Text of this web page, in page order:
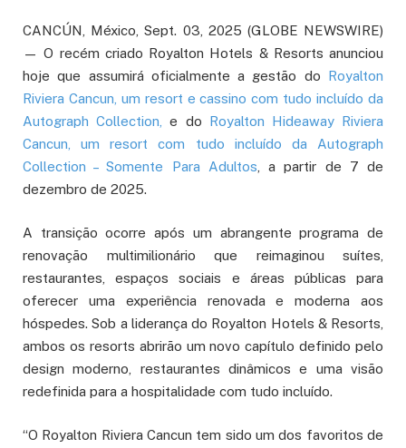
CANCÚN, México, Sept. 03, 2025 (GLOBE NEWSWIRE)
— O recém criado Royalton Hotels & Resorts anunciou
hoje que assumirá oficialmente a gestão do Royalton
Riviera Cancun, um resort e cassino com tudo incluído da
Autograph Collection,
e do Royalton Hideaway Riviera
Cancun, um resort com tudo incluído da Autograph
Collection – Somente Para Adultos , a partir de 7 de
dezembro de 2025.
A transição ocorre após um abrangente programa de
renovação multimilionário que reimaginou suítes,
restaurantes, espaços sociais e áreas públicas para
oferecer uma experiência renovada e moderna aos
hóspedes. Sob a liderança do Royalton Hotels & Resorts,
ambos os resorts abrirão um novo capítulo definido pelo
design moderno, restaurantes dinâmicos e uma visão
redefinida para a hospitalidade com tudo incluído.
“O Royalton Riviera Cancun tem sido um dos favoritos de